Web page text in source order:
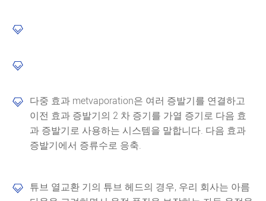



다중 효과 metvaporation은 여러 증발기를 연결하고
이전 효과 증발기의 2 차 증기를 가열 증기로 다음 효
과 증발기로 사용하는 시스템을 말합니다. 다음 효과
증발기에서 증류수로 응축.

튜브 열교환 기의 튜브 헤드의 경우, 우리 회사는 아름